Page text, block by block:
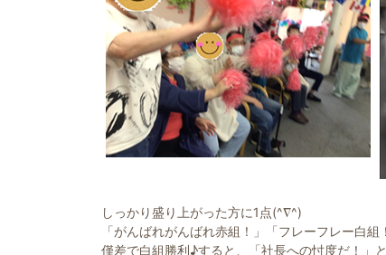
しっかり盛り上がった方に1点(^∇^)
「がんばれがんばれ赤組！」「フレーフレー白組
僅差で白組勝利♪すると、「社長への忖度だ！」